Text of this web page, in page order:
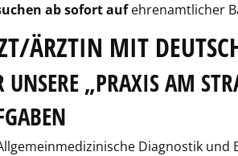
ab sofort aufehrenamtlicher
ÄRZTIN MIT
UNSERE „PRAXIS AM
Diagnostik